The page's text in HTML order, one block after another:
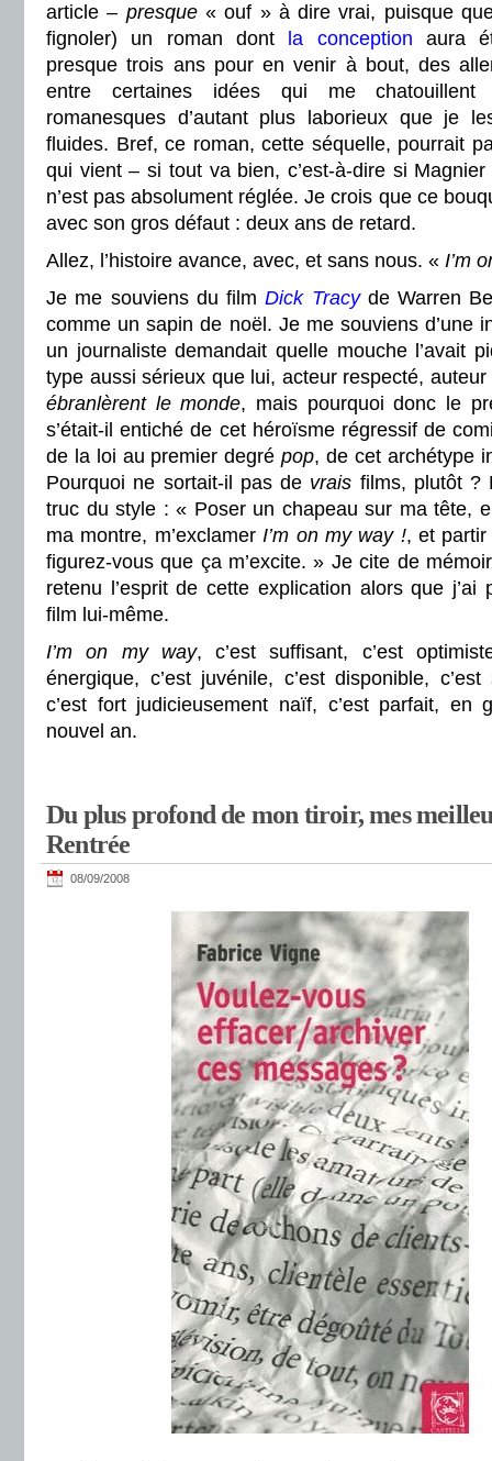
article – presque « ouf » à dire vrai, puisque
fignoler) un roman dont
la conceptionaura
presque trois ans pour en venir à bout, des
entre certaines idées qui me chatouillent
romanesques d’autant plus laborieux que je
fluides. Bref, ce roman, cette séquelle, pourrait
qui vient – si tout va bien, c’est-à-dire si
n’est pas absolument réglée.Je crois que ce
avec son gros défaut : deux ans de retard.
Allez, l’histoire avance, avec, et sans nous. « I’m
Je me souviens du filmDick Tracyde Warren
comme un sapin de noël. Je me souviens d’une
un journaliste demandait quelle mouche l’avait
type aussi sérieux que lui, acteur respecté,
ébranlèrent le monde, mais pourquoi donc le
s’était-il entiché de cet héroïsme régressif de
de la loi au premier degrépop, de cet archétype
Pourquoi ne sortait-il pas de vrais films, plutôt ?
truc du style : « Poser un chapeau sur ma tête,
ma montre, m’exclamerI’m on my way !, et partir
figurez-vous que ça m’excite. » Je cite de
retenu l’esprit de cette explication alors que j’ai
film lui-même.
I’m on my way, c’est suffisant, c’est
énergique, c’est juvénile, c’est disponible,
c’est fort judicieusement naïf, c’est parfait,
nouvel an.
Du plus profond de mon tiroir, mes
Rentrée
08/09/2008